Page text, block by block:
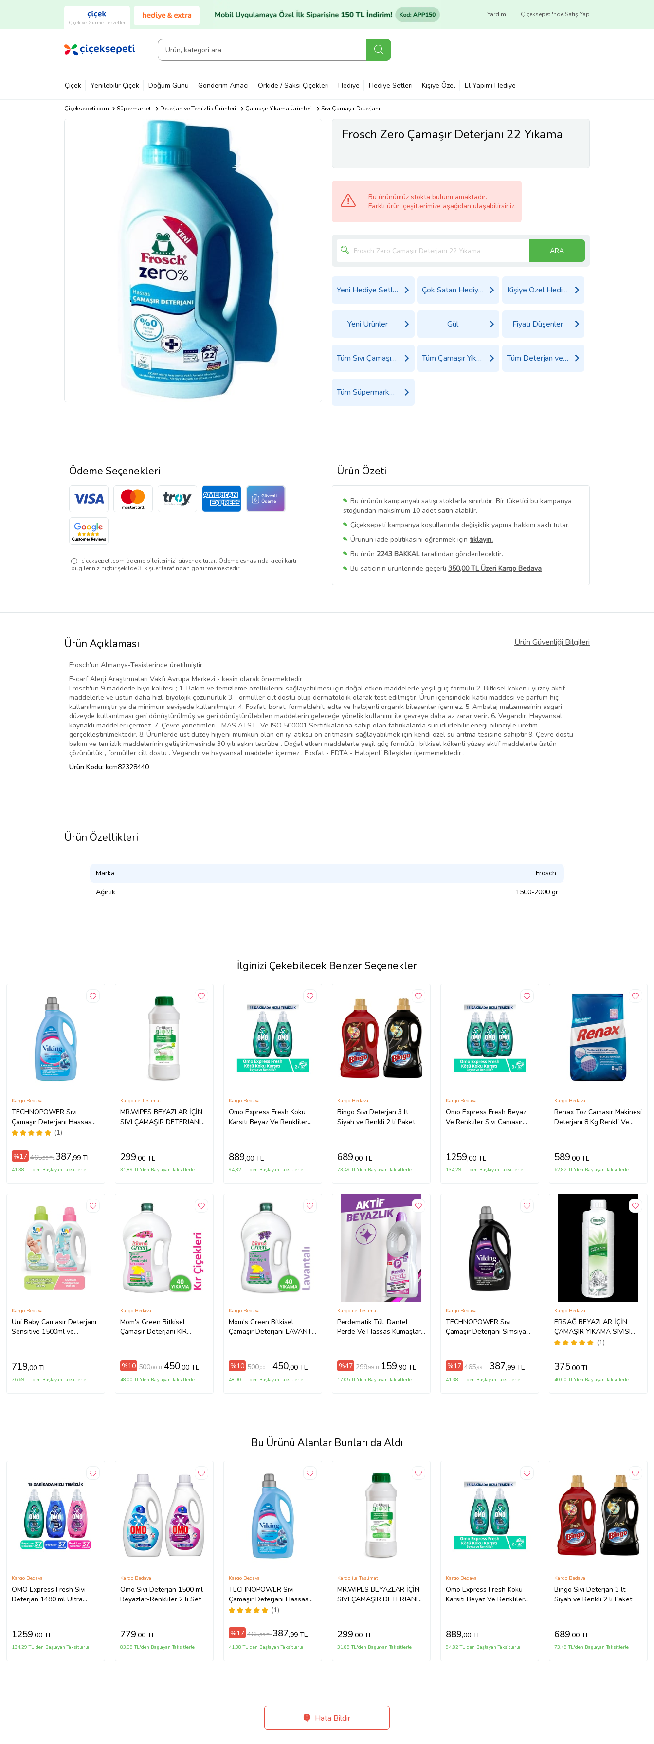
Çiçek ve Gurme Lezzetler
Çiçeksepeti'nde Satış Yap
Yardım
Çiçek Yenilebilir Çiçek Doğum Günü Gönderim Amacı Orkide / Saksı Çiçekleri Hediye Hediye Setleri Kişiye Özel El Yapımı Hediye
Çiçeksepeti.com Süpermarket Deterjan ve Temizlik Ürünleri Çamaşır Yıkama Ürünleri Sıvı Çamaşır Deterjanı
Frosch Zero Çamaşır Deterjanı 22 Yıkama
Bu ürünümüz stokta bulunmamaktadır.
Farklı ürün çeşitlerimize aşağıdan ulaşabilirsiniz.
ARA
Yeni Hediye Setleri Çok Satan Hediyeler Kişiye Özel Hediyeler
Yeni Ürünler Gül Fiyatı Düşenler
Tüm Sıvı Çamaşır Deterjanı Ürünleri Tüm Çamaşır Yıkama Ürünleri Ürünleri Tüm Deterjan ve Temizlik Ürünleri Ürünleri
Tüm Süpermarket Ürünleri
Ürün Özeti
Bu ürünün kampanyalı satışı stoklarla sınırlıdır. Bir tüketici bu kampanya
stoğundan maksimum 10 adet satın alabilir.
Çiçeksepeti kampanya koşullarında değişiklik yapma hakkını saklı tutar.
Ürünün iade politikasını öğrenmek için tıklayın.
Bu ürün 2243 BAKKALtarafından gönderilecektir.
Bu satıcının ürünlerinde geçerli 350,00 TL Üzeri Kargo Bedava
Bu SatıcınınTüm Ürünlerini Görüntüle
Ödeme Seçenekleri
ciceksepeti.com ödeme bilgilerinizi güvende tutar. Ödeme esnasında kredi kartı
bilgileriniz hiçbir şekilde 3. kişiler tarafından görünmemektedir.
Ürün Açıklaması Ürün Güvenliği Bilgileri
Frosch'un Almanya-Tesislerinde üretilmiştir
E-carf Alerji Araştırmaları Vakfı Avrupa Merkezi - kesin olarak önermektedir
Frosch'un 9 maddede biyo kalitesi ; 1. Bakım ve temizleme özelliklerini sağlayabilmesi için doğal etken maddelerle yeşil güç formülü 2. Bitkisel kökenli yüzey aktif
maddelerle ve üstün daha hızlı biyolojik çözünürlük 3. Formüller cilt dostu olup dermatolojik olarak test edilmiştir. Ürün içerisindeki katkı maddesi ve parfüm hiç
kullanılmamıştır ya da minimum seviyede kullanılmıştır. 4. Fosfat, borat, formaldehit, edta ve halojenli organik bileşenler içermez. 5. Ambalaj malzemesinin asgari
düzeyde kullanılması geri dönüştürülmüş ve geri dönüştürülebilen maddelerin geleceğe yönelik kullanımı ile çevreye daha az zarar verir. 6. Vegandır. Hayvansal
kaynaklı maddeler içermez. 7. Çevre yönetimleri EMAS A.I.S.E. Ve ISO 500001 Sertifikalarına sahip olan fabrikalarda sürüdürlebilir enerji bilinciyle üretim
gerçekleştirilmektedir. 8. Ürünlerde üst düzey hijyeni mümkün olan en iyi atıksu ön arıtmasını sağlayabilmek için kendi özel su arıtma tesisine sahiptir 9. Çevre dostu
bakım ve temizlik maddelerinin geliştirilmesinde 30 yılı aşkın tecrübe . Doğal etken maddelerle yeşil güç formülü , bitkisel kökenli yüzey aktif maddelerle üstün
çözünürlük , formüller cilt dostu . Vegandır ve hayvansal maddeler içermez . Fosfat - EDTA - Halojenli Bileşikler içermemektedir .
Ürün Kodu: kcm82328440
Ürün Özellikleri
Marka Frosch
Ağırlık 1500-2000 gr
İlginizi Çekebilecek Benzer Seçenekler
TECHNOPOWER Sıvı
Çamaşır Deterjanı Hassas
2.7 lt 1 Adet (1)
Kargo Bedava
%17 465,99 TL 387,99 TL
41,38 TL'den Başlayan Taksitlerle
MR.WIPES BEYAZLAR İÇİN
SIVI ÇAMAŞIR DETERJANI
Kargo ile Teslimat
299,00 TL
31,89 TL'den Başlayan Taksitlerle
Omo Express Fresh Koku
Karsıtı Beyaz Ve Renkliler
Kargo Bedava
889,00 TL
94,82 TL'den Başlayan Taksitlerle
Bingo Sıvı Deterjan 3 lt
Siyah ve Renkli 2 li Paket
Kargo Bedava
689,00 TL
73,49 TL'den Başlayan Taksitlerle
Omo Express Fresh Beyaz
Ve Renkliler Sıvı Camasır
Kargo Bedava
1259,00 TL
134,29 TL'den Başlayan Taksitlerle
Renax Toz Camasır Makinesi
Deterjanı 8 Kg Renkli Ve
Kargo Bedava
589,00 TL
62,82 TL'den Başlayan Taksitlerle
Uni Baby Camasır Deterjanı
Sensitive 1500ml ve
Kargo Bedava
719,00 TL
76,69 TL'den Başlayan Taksitlerle
Mom's Green Bitkisel
Çamaşır Deterjanı KIR
Kargo Bedava
%10 500,00 TL450,00 TL
48,00 TL'den Başlayan Taksitlerle
Mom's Green Bitkisel
Çamaşır Deterjanı LAVANTA
Kargo Bedava
%10 500,00 TL450,00 TL
48,00 TL'den Başlayan Taksitlerle
Perdematik Tül, Dantel
Perde Ve Hassas Kumaşlar
Kargo ile Teslimat
%47 299,99 TL 159,90 TL
17,05 TL'den Başlayan Taksitlerle
TECHNOPOWER Sıvı
Çamaşır Deterjanı Simsiyah
Kargo Bedava
%17 465,99 TL 387,99 TL
41,38 TL'den Başlayan Taksitlerle
ERSAĞ BEYAZLAR İÇİN
ÇAMAŞIR YIKAMA SIVISI
1000 ML
(1)
Kargo Bedava
375,00 TL
40,00 TL'den Başlayan Taksitlerle
Bu Ürünü Alanlar Bunları da Aldı
OMO Express Fresh Sıvı
Deterjan 1480 ml Ultra
Kargo Bedava
1259,00 TL
134,29 TL'den Başlayan Taksitlerle
Omo Sıvı Deterjan 1500 ml
Beyazlar-Renkliler 2 li Set
Kargo Bedava
779,00 TL
83,09 TL'den Başlayan Taksitlerle
TECHNOPOWER Sıvı
Çamaşır Deterjanı Hassas
2.7 lt 1 Adet (1)
Kargo Bedava
%17 465,99 TL 387,99 TL
41,38 TL'den Başlayan Taksitlerle
MR.WIPES BEYAZLAR İÇİN
SIVI ÇAMAŞIR DETERJANI
Kargo ile Teslimat
299,00 TL
31,89 TL'den Başlayan Taksitlerle
Omo Express Fresh Koku
Karsıtı Beyaz Ve Renkliler
Kargo Bedava
889,00 TL
94,82 TL'den Başlayan Taksitlerle
Bingo Sıvı Deterjan 3 lt
Siyah ve Renkli 2 li Paket
Kargo Bedava
689,00 TL
73,49 TL'den Başlayan Taksitlerle
Hata Bildir